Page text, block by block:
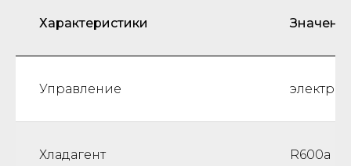
Характеристики
Управление
Хладагент R600a